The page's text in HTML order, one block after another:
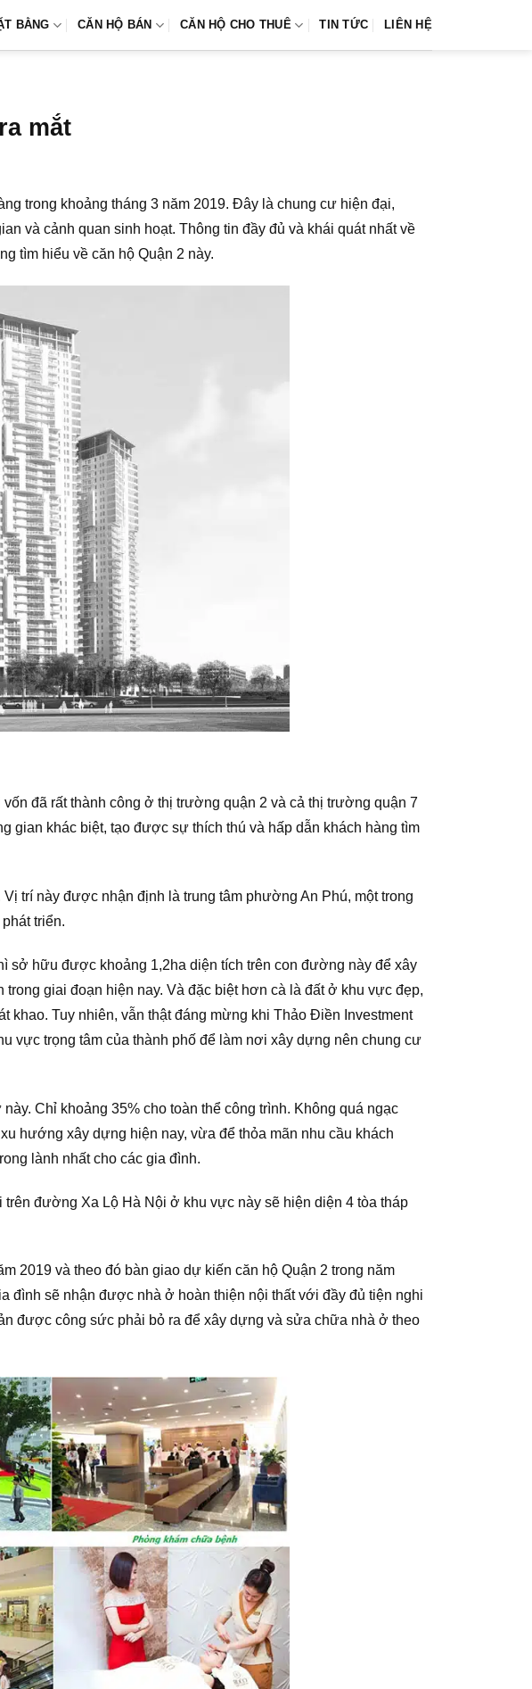
BẰNG CĂN HỘ BÁN CĂN HỘ CHO THUÊ TIN TỨC LIÊN HỆ
mắt
trong khoảng tháng 3 năm 2019. Đây là chung cư hiện đại,
và cảnh quan sinh hoạt. Thông tin đầy đủ và khái quát nhất về
tìm hiểu về căn hộ Quận 2 này.
đã rất thành công ở thị trường quận 2 và cả thị trường quận 7
gian khác biệt, tạo được sự thích thú và hấp dẫn khách hàng tìm
trí này được nhận định là trung tâm phường An Phú, một trong
triển.
sở hữu được khoảng 1,2ha diện tích trên con đường này để xây
giai đoạn hiện nay. Và đặc biệt hơn cà là đất ở khu vực đẹp,
khao. Tuy nhiên, vẫn thật đáng mừng khi Thảo Điền Investment
vực trọng tâm của thành phố để làm nơi xây dựng nên chung cư
Chỉ khoảng 35% cho toàn thể công trình. Không quá ngạc
hướng xây dựng hiện nay, vừa để thỏa mãn nhu cầu khách
lành nhất cho các gia đình.
đường Xa Lộ Hà Nội ở khu vực này sẽ hiện diện 4 tòa tháp
2019 và theo đó bàn giao dự kiến căn hộ Quận 2 trong năm
đình sẽ nhận được nhà ở hoàn thiện nội thất với đầy đủ tiện nghi
được công sức phải bỏ ra để xây dựng và sửa chữa nhà ở theo